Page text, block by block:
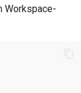
Workspace-